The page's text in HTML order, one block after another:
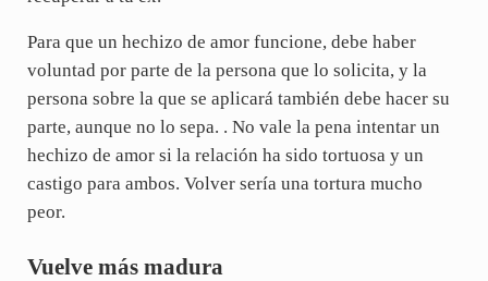
Para que un hechizo de amor funcione, debe haber
voluntad por parte de la persona que lo solicita, y la
persona sobre la que se aplicará también debe hacer su
parte, aunque no lo sepa. . No vale la pena intentar un
hechizo de amor si la relación ha sido tortuosa y un
castigo para ambos. Volver sería una tortura mucho
peor.
Vuelve más madura